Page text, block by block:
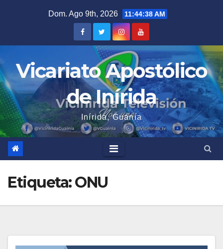
Dom. Ago 9th, 2026 11:44:38 AM
Vicariato Apostólico
de Inírida
Inírida, Guanía
Etiqueta:ONU